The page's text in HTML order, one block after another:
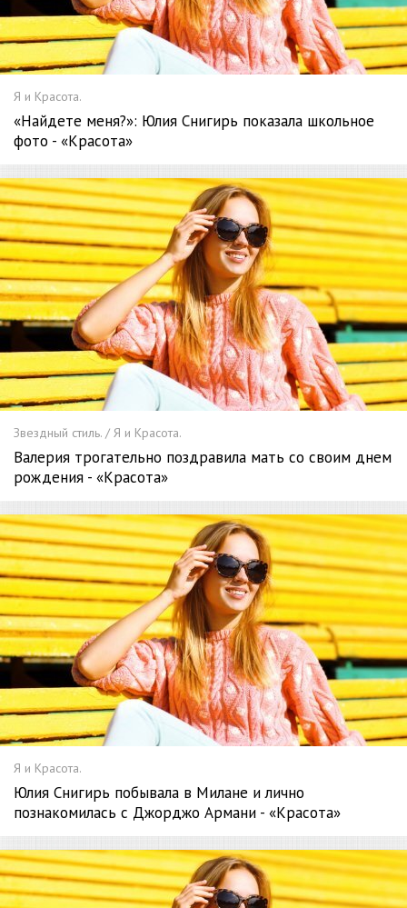
Я и Красота.
«Найдете меня?»: Юлия Снигирь показала школьное
фото - «Красота»
Звездный стиль. / Я и Красота.
Валерия трогательно поздравила мать со своим днем
рождения - «Красота»
Я и Красота.
Юлия Снигирь побывала в Милане и лично
познакомилась с Джорджо Армани - «Красота»